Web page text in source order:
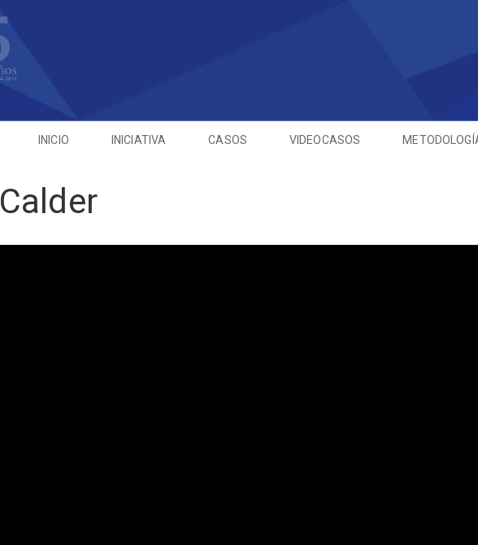
INICIO INICIATIVA CASOS VIDEOCASOS
Calder